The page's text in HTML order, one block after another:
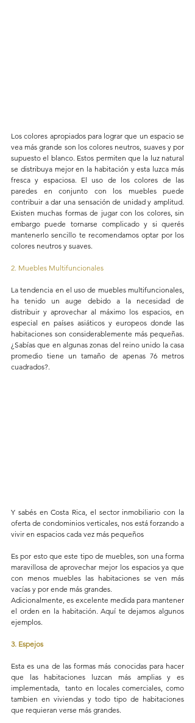
Los colores apropiados para lograr que un espacio se
vea más grande son los colores neutros, suaves y por
supuesto el blanco. Estos permiten que la luz natural
se distribuya mejor en la habitación y esta luzca más
fresca y espaciosa. El uso de los colores de las
paredes en conjunto con los muebles puede
contribuir a dar una sensación de unidad y amplitud.
Existen muchas formas de jugar con los colores, sin
embargo puede tornarse complicado y si querés
mantenerlo sencillo te recomendamos optar por los
colores neutros y suaves.
2. Muebles Multifuncionales
La tendencia en el uso de muebles multifuncionales,
ha tenido un auge debido a la necesidad de
distribuir y aprovechar al máximo los espacios, en
especial en países asiáticos y europeos donde las
habitaciones son considerablemente más pequeñas.
¿Sabías que en algunas zonas del reino unido la casa
promedio tiene un tamaño de apenas 76 metros
cuadrados?.
Y sabés en Costa Rica, el sector inmobiliario con la
oferta de condominios verticales, nos está forzando a
vivir en espacios cada vez más pequeños
Es por esto que este tipo de muebles, son una forma
maravillosa de aprovechar mejor los espacios ya que
con menos muebles las habitaciones se ven más
vacías y por ende más grandes.
Adicionalmente, es excelente medida para mantener
el orden en la habitación. Aquí te dejamos algunos
ejemplos.
3. Espejos
Esta es una de las formas más conocidas para hacer
que las habitaciones luzcan más amplias y es
implementada,  tanto en locales comerciales, como
tambien en viviendas y todo tipo de habitaciones
que requieran verse más grandes.